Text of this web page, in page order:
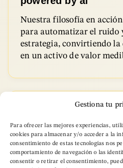
Gestiona tu
Para ofrecer las mejores experiencias,
cookies para almacenar y/o acceder a la
consentimiento de estas tecnologías nos
comportamiento de navegación o las
consentir o retirar el consentimiento,
Nuestra filosofía en
para automatizar el ruido
estrategia, convirtiendo
en un activo de valor